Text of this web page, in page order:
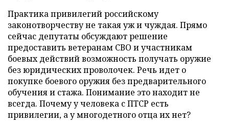
Практика привилегий российскому
законотворчеству не такая уж и чуждая. Прямо
сейчас депутаты обсуждают решение
предоставить ветеранам СВО и участникам
боевых действий возможность получать оружие
без юридических проволочек. Речь идет о
покупке боевого оружия без предварительного
обучения и стажа. Понимание это находит не
всегда. Почему у человека с ПТСР есть
привилегии, а у многодетного отца их нет?